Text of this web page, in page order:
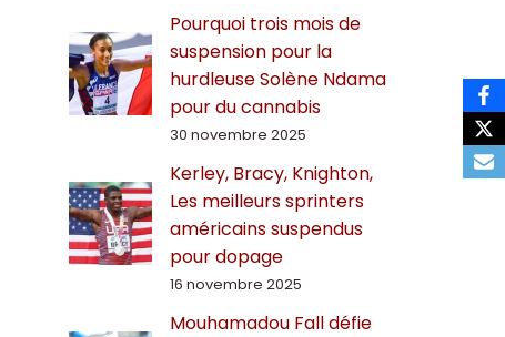
Pourquoi trois mois de
suspension pour la
hurdleuse Solène Ndama
pour du cannabis
30 novembre 2025
Kerley, Bracy, Knighton,
Les meilleurs sprinters
américains suspendus
pour dopage
16 novembre 2025
Mouhamadou Fall défie